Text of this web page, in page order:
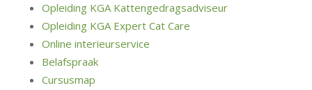
Opleiding KGA Kattengedragsadviseur
Opleiding KGA Expert Cat Care
Online interieurservice
Belafspraak
Cursusmap